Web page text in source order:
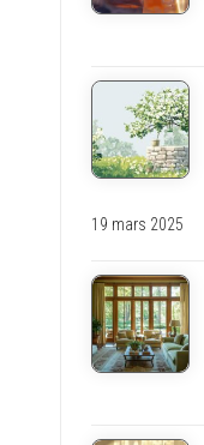
19 mars 2025